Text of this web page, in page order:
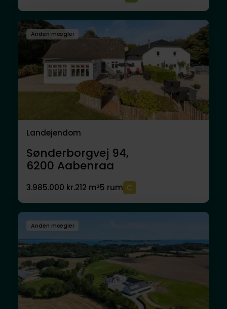
Anden mægler
Landejendom
Sønderborgvej 94,
6200 Aabenraa
3.985.000 kr.212 m²5 rum
Anden mægler